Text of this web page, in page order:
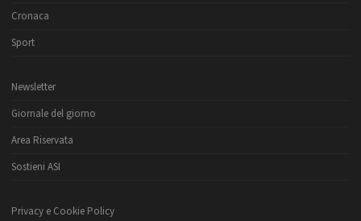
Cronaca
Sport
Newsletter
Giornale del giorno
Area Riservata
Sostieni ASI
Privacy e Cookie Policy